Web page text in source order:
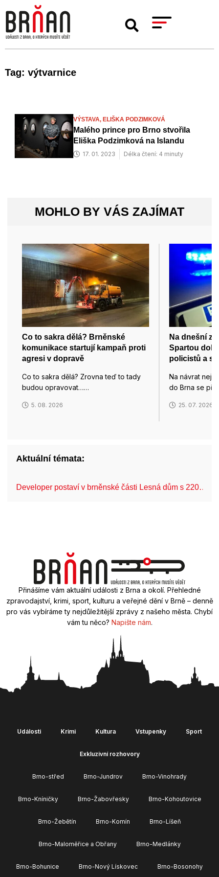
Tag: výtvarnice
VÝSTAVA, ELIŠKA PODZIMKOVÁ
Malého prince pro Brno stvořila
Eliška Podzimková na Islandu
17. 01. 2023 Délka čtení: 4 minuty
MOHLO BY VÁS ZAJÍMAT
Co to sakra dělá? Brněnské
komunikace startují kampaň proti
agresi v dopravě
Co to sakra dělá? Zrovna teď to tady
budou opravovat……
5. 08. 2026
Na dnešní
Spartou
policistů a
Na návrat
do Brna se
25. 07. 2026
Aktuální témata:
Developer postaví v brněnské části Lesná dům s 220…
Přinášíme vám aktuální události z Brna a okolí. Přehledné
zpravodajství, krimi, sport, kulturu a veřejné dění v Brně – denně
pro vás vybíráme ty nejdůležitější zprávy z našeho města. Chybí
vám tu něco? Napište nám.
Události Krimi Kultura Vstupenky Sport
Exkluzivní rozhovory
Brno-střed Brno-Jundrov Brno-Vinohrady
Brno-Kníničky Brno-Žabovřesky Brno-Kohoutovice
Brno-Žebětín Brno-Komín Brno-Líšeň
Brno-Maloměřice a Obřany Brno-Medlánky
Brno-Bohunice Brno-Nový Lískovec Brno-Bosonohy